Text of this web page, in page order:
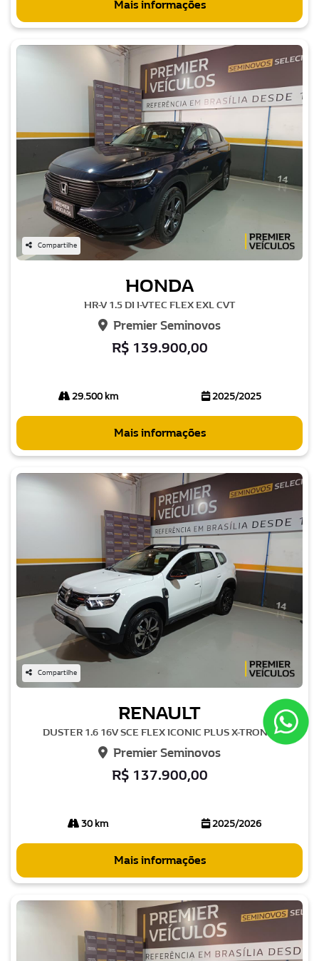
Mais informações
Compartilhe
HONDA
HR-V 1.5 DI I-VTEC FLEX EXL CVT
Premier Seminovos
R$ 139.900,00
29.500 km 2025/2025
Mais informações
Compartilhe
RENAULT
DUSTER 1.6 16V SCE FLEX ICONIC PLUS X-TRONIC
Premier Seminovos
R$ 137.900,00
30 km 2025/2026
Mais informações